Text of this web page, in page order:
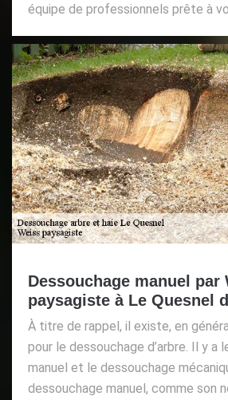
équipe de professionnels prête à
Dessouchage manuel par
paysagiste à Le Quesnel
À titre de rappel, il existe, en
pour le dessouchage d’arbre. Il y a
manuel et le dessouchage
dessouchage manuel, comme son